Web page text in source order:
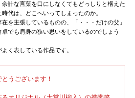
計な言葉を口にしなくてもどっしりと構えた
代は、どこへいってしまったのか。
を主張しているものの、「・・・だけの父」
でも肩身の狭い思いをしているのでしょう
く表している作品です。
うございます！